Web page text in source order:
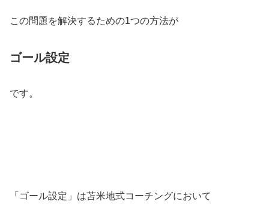
この問題を解決するための1つの方法が
ゴール設定
です。
「ゴール設定」は苫米地式コーチングにおいて